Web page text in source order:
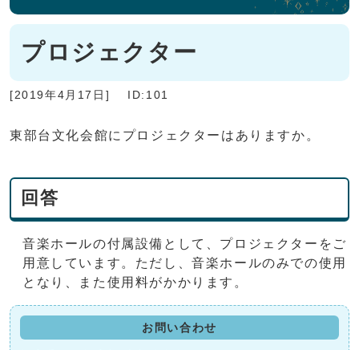
プロジェクター
[2019年4月17日] ID:101
東部台文化会館にプロジェクターはありますか。
回答
音楽ホールの付属設備として、プロジェクターをご
用意しています。ただし、音楽ホールのみでの使用
となり、また使用料がかかります。
お問い合わせ